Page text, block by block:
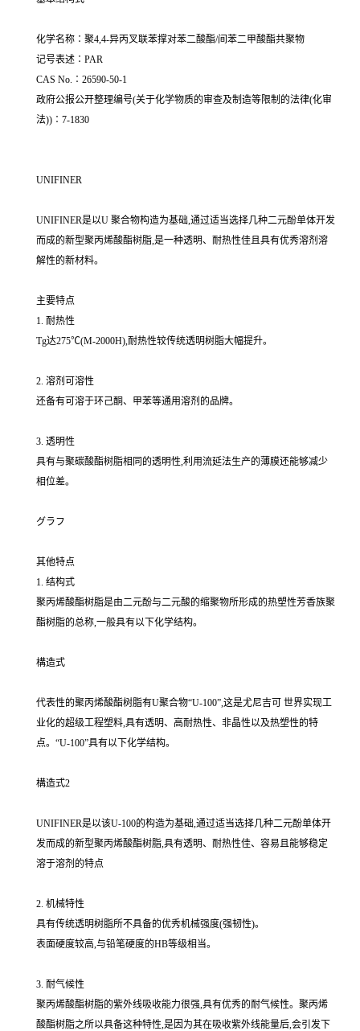
化学名称∶聚4,4-异丙叉联苯撑对苯二酸酯/间苯二甲酸酯共聚物
记号表述∶PAR
CAS No.∶26590-50-1
政府公报公开整理编号(关于化学物质的审查及制造等限制的法律(化审
法))∶7-1830
UNIFINER
UNIFINER是以U 聚合物构造为基础,通过适当选择几种二元酚单体开发
而成的新型聚丙烯酸酯树脂,是一种透明、耐热性佳且具有优秀溶剂溶
解性的新材料。
主要特点
1. 耐热性
Tg达275℃(M-2000H),耐热性较传统透明树脂大幅提升。
2. 溶剂可溶性
还备有可溶于环己酮、甲苯等通用溶剂的品牌。
3. 透明性
具有与聚碳酸酯树脂相同的透明性,利用流延法生产的薄膜还能够减少
相位差。
グラフ
其他特点
1. 结构式
聚丙烯酸酯树脂是由二元酚与二元酸的缩聚物所形成的热塑性芳香族聚
酯树脂的总称,一般具有以下化学结构。
構造式
代表性的聚丙烯酸酯树脂有U聚合物“U-100”,这是尤尼吉可 世界实现工
业化的超级工程塑料,具有透明、高耐热性、非晶性以及热塑性的特
点。“U-100”具有以下化学结构。
構造式2
UNIFINER是以该U-100的构造为基础,通过适当选择几种二元酚单体开
发而成的新型聚丙烯酸酯树脂,具有透明、耐热性佳、容易且能够稳定
溶于溶剂的特点
2. 机械特性
具有传统透明树脂所不具备的优秀机械强度(强韧性)。
表面硬度较高,与铅笔硬度的HB等级相当。
3. 耐气候性
聚丙烯酸酯树脂的紫外线吸收能力很强,具有优秀的耐气候性。聚丙烯
酸酯树脂之所以具备这种特性,是因为其在吸收紫外线能量后,会引发下